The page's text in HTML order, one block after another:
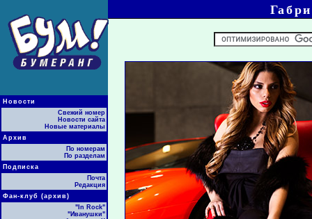
Новости
Свежий номер
Новости сайта
Новые материалы
Архив
По номерам
По разделам
Подписка
Почта
Редакция
Фан-клуб (архив)
"In Rock"
"Иванушки"